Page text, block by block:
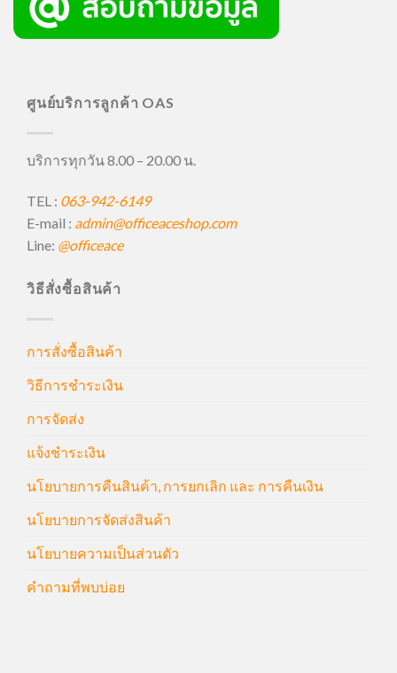
ศูนย์บริการลูกค้า OAS
บริการทุกวัน 8.00 – 20.00 น.
TEL : 063-942-6149
E-mail : admin@officeaceshop.com
Line: @officeace
วิธีสั่งซื้อสินค้า
การสั่งซื้อสินค้า
วิธีการชำระเงิน
การจัดส่ง
แจ้งชำระเงิน
นโยบายการคืนสินค้า, การยกเลิก และ การคืนเงิน
นโยบายการจัดส่งสินค้า
นโยบายความเป็นส่วนตัว
คำถามที่พบบ่อย